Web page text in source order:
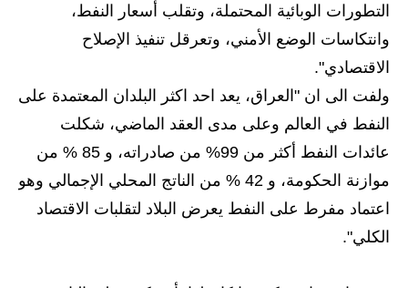
المرحلة المتوسطة
دروس
المرحلة الابتدائية
المرحلة المتوسطة
التطورات الوبائية المحتملة، وتقلب أسعار النفط،
وانتكاسات الوضع الأمني، وتعرقل تنفيذ الإصلاح
الاقتصادي".
ولفت الى ان "العراق، يعد احد اكثر البلدان المعتمدة على
النفط في العالم وعلى مدى العقد الماضي، شكلت
عائدات النفط أكثر من 99% من صادراته، و 85 % من
موازنة الحكومة، و 42 % من الناتج المحلي الإجمالي وهو
اعتماد مفرط على النفط يعرض البلاد لتقلبات الاقتصاد
الكلي".